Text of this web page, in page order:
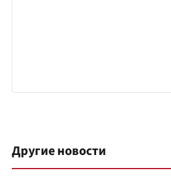
Другие новости